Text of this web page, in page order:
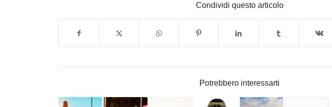
Condividi questo articolo
Potrebbero interessarti